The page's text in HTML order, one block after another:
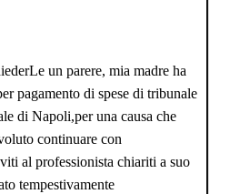
un parere, mia madre ha
pagamento di spese di tribunale
di Napoli,per una causa che
continuare con
al professionista chiariti a suo
tempestivamente